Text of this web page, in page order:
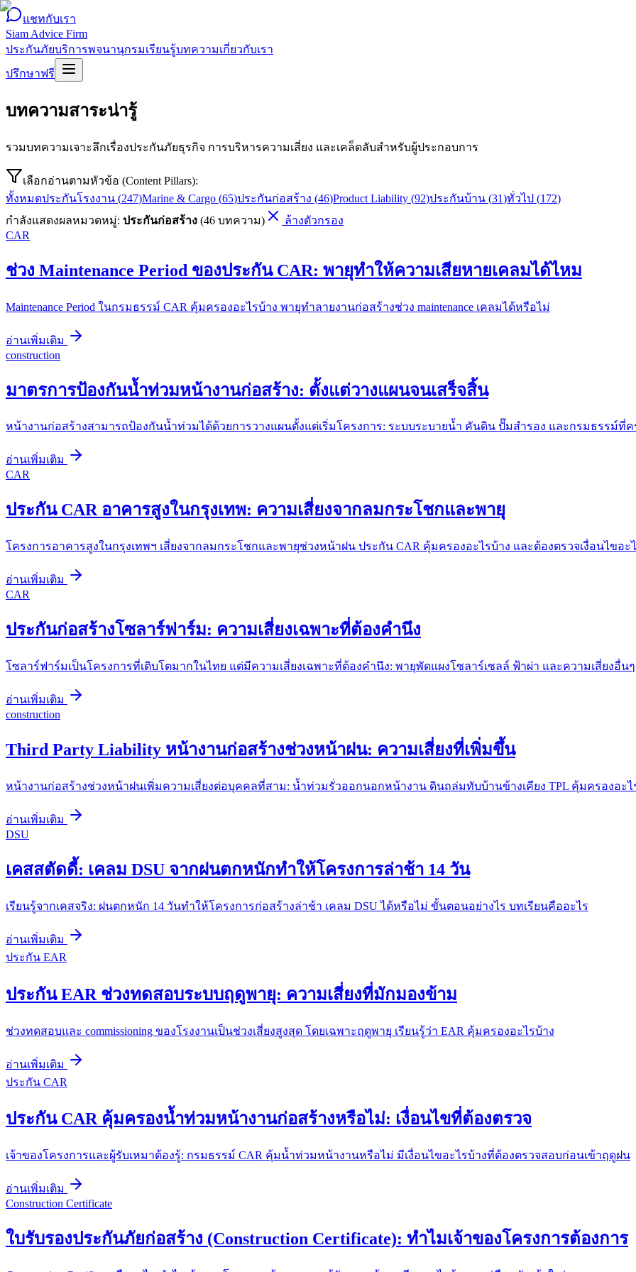
แชทกับเรา
Siam Advice Firm
ประกันภัยบริการพจนานุกรมเรียนรู้บทความเกี่ยวกับเรา
ปรึกษาฟรี
บทความสาระน่ารู้
รวมบทความเจาะลึกเรื่องประกันภัยธุรกิจ การบริหารความเสี่ยง และเคล็ดลับสำหรับผู้ประกอบการ
เลือกอ่านตามหัวข้อ (Content Pillars):
ทั้งหมดประกันโรงงาน (247)Marine & Cargo (65)ประกันก่อสร้าง (46)Product Liability (92)ประกันบ้าน (31)ทั่วไป (172)
กำลังแสดงผลหมวดหมู่: ประกันก่อสร้าง (46 บทความ)
ล้างตัวกรอง
CAR
ช่วง Maintenance Period ของประกัน CAR: พายุทำให้ความเสียหายเคลมได้ไหม
Maintenance Period ในกรมธรรม์ CAR คุ้มครองอะไรบ้าง พายุทำลายงานก่อสร้างช่วง maintenance เคลมได้หรือไม่
อ่านเพิ่มเติม
construction
มาตรการป้องกันน้ำท่วมหน้างานก่อสร้าง: ตั้งแต่วางแผนจนเสร็จสิ้น
หน้างานก่อสร้างสามารถป้องกันน้ำท่วมได้ด้วยการวางแผนตั้งแต่เริ่มโครงการ: ระบบระบายน้ำ คันดิน ปั๊มสำรอง และกรมธรรม์ที่
อ่านเพิ่มเติม
CAR
ประกัน CAR อาคารสูงในกรุงเทพ: ความเสี่ยงจากลมกระโชกและพายุ
โครงการอาคารสูงในกรุงเทพฯ เสี่ยงจากลมกระโชกและพายุช่วงหน้าฝน ประกัน CAR คุ้มครองอะไรบ้าง และต้องตรวจเงื่อนไขอะ
อ่านเพิ่มเติม
CAR
ประกันก่อสร้างโซลาร์ฟาร์ม: ความเสี่ยงเฉพาะที่ต้องคำนึง
โซลาร์ฟาร์มเป็นโครงการที่เติบโตมากในไทย แต่มีความเสี่ยงเฉพาะที่ต้องคำนึง: พายุพัดแผงโซลาร์เซลล์ ฟ้าผ่า และความเสี่ยงอื่นๆ
อ่านเพิ่มเติม
construction
Third Party Liability หน้างานก่อสร้างช่วงหน้าฝน: ความเสี่ยงที่เพิ่มขึ้น
หน้างานก่อสร้างช่วงหน้าฝนเพิ่มความเสี่ยงต่อบุคคลที่สาม: น้ำท่วมรั่วออกนอกหน้างาน ดินถล่มทับบ้านข้างเคียง TPL คุ้มครองอะไ
อ่านเพิ่มเติม
DSU
เคสสตัดดี้: เคลม DSU จากฝนตกหนักทำให้โครงการล่าช้า 14 วัน
เรียนรู้จากเคสจริง: ฝนตกหนัก 14 วันทำให้โครงการก่อสร้างล่าช้า เคลม DSU ได้หรือไม่ ขั้นตอนอย่างไร บทเรียนคืออะไร
อ่านเพิ่มเติม
ประกัน EAR
ประกัน EAR ช่วงทดสอบระบบฤดูพายุ: ความเสี่ยงที่มักมองข้าม
ช่วงทดสอบและ commissioning ของโรงงานเป็นช่วงเสี่ยงสูงสุด โดยเฉพาะฤดูพายุ เรียนรู้ว่า EAR คุ้มครองอะไรบ้าง
อ่านเพิ่มเติม
ประกัน CAR
ประกัน CAR คุ้มครองน้ำท่วมหน้างานก่อสร้างหรือไม่: เงื่อนไขที่ต้องตรวจ
เจ้าของโครงการและผู้รับเหมาต้องรู้: กรมธรรม์ CAR คุ้มน้ำท่วมหน้างานหรือไม่ มีเงื่อนไขอะไรบ้างที่ต้องตรวจสอบก่อนเข้าฤดูฝน
อ่านเพิ่มเติม
Construction Certificate
ใบรับรองประกันภัยก่อสร้าง (Construction Certificate): ทำไมเจ้าของโครงการต้องการ